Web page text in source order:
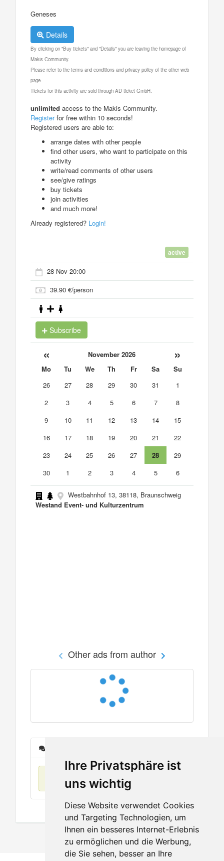
Ihre Privatsphäre ist
uns wichtig
Diese Website verwendet Cookies
und Targeting Technologien, um
Ihnen ein besseres Internet-Erlebnis
zu ermöglichen und die Werbung,
die Sie sehen, besser an Ihre
Geneses
Details
By clicking on "Buy tickets" and "Details" you are leaving the homepage of
Makis Community.
Please refer to the terms and conditions and privacy policy of the other web
page.
Tickets for this activity are sold through AD ticket GmbH.
unlimited access to the Makis Community.
Registerfor free within 10 seconds!
Registered users are able to:
arrange dates with other people
find other users, who want to participate on this
activity
write/read comments of other users
see/give ratings
buy tickets
join activities
and much more!
Already registered? Login!
active
28 Nov 20:00
39.90 €/person
Subscribe
« November 2026 »
Mo Tu We Th Fr Sa
Su
26
27 28 29 30 31
1
2
3 4 5 6 7
8
9
10 11 12 13 14
15
16
17 18 19 20 21
22
23
24 25 26 27 28
29
30
1 2 3 4 5 6
Westbahnhof 13, 38118, Braunschweig
Westand Event- und Kulturzentrum
Other ads from author
No items found